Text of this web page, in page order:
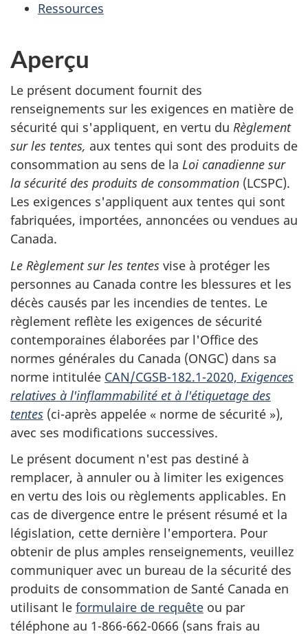
Ressources
Aperçu
Le présent document fournit des
renseignements sur les exigences en matière de
sécurité qui s'appliquent, en vertu du Règlement
sur les tentes, aux tentes qui sont des produits de
consommation au sens de la Loi canadienne sur
la sécurité des produits de consommation (LCSPC).
Les exigences s'appliquent aux tentes qui sont
fabriquées, importées, annoncées ou vendues au
Canada.
Le Règlement sur les tentes vise à protéger les
personnes au Canada contre les blessures et les
décès causés par les incendies de tentes. Le
règlement reflète les exigences de sécurité
contemporaines élaborées par l'Office des
normes générales du Canada (ONGC) dans sa
norme intitulée CAN/CGSB-182.1-2020, Exigences
relatives à l'inflammabilité et à l'étiquetage des
tentes (ci-après appelée « norme de sécurité »),
avec ses modifications successives.
Le présent document n'est pas destiné à
remplacer, à annuler ou à limiter les exigences
en vertu des lois ou règlements applicables. En
cas de divergence entre le présent résumé et la
législation, cette dernière l'emportera. Pour
obtenir de plus amples renseignements, veuillez
communiquer avec un bureau de la sécurité des
produits de consommation de Santé Canada en
utilisant le formulaire de requête ou par
téléphone au 1-866-662-0666 (sans frais au